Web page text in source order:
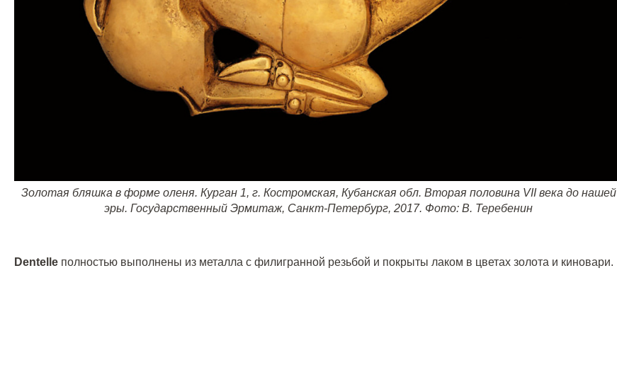
Золотая бляшка в форме оленя. Курган 1, г. Костромская, Кубанская обл. Вторая половина VIIвека до нашей
эры. Государственный Эрмитаж, Санкт-Петербург, 2017. Фото: В. Теребенин
Dentelle полностью выполнены из металла с филигранной резьбой и покрыты лаком в цветах золота и киновари.